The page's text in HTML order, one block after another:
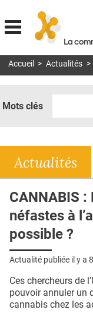
La
MON COMPTE
DOSSIERS
RÉSEAUX
E-REVUE SAD
L'APP
PUBLICITÉ
Accueil > Actualités >
Mots clés
Actualités
CANNABIS
néfastes à
possible ?
Actualité publiée il y a
Ces chercheurs de
pouvoir annuler un
cannabis chez les